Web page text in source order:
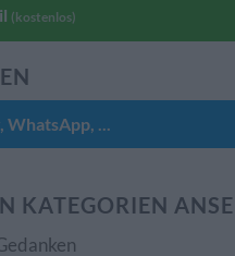
(kostenlos)
WhatsApp, ...
KATEGORIEN